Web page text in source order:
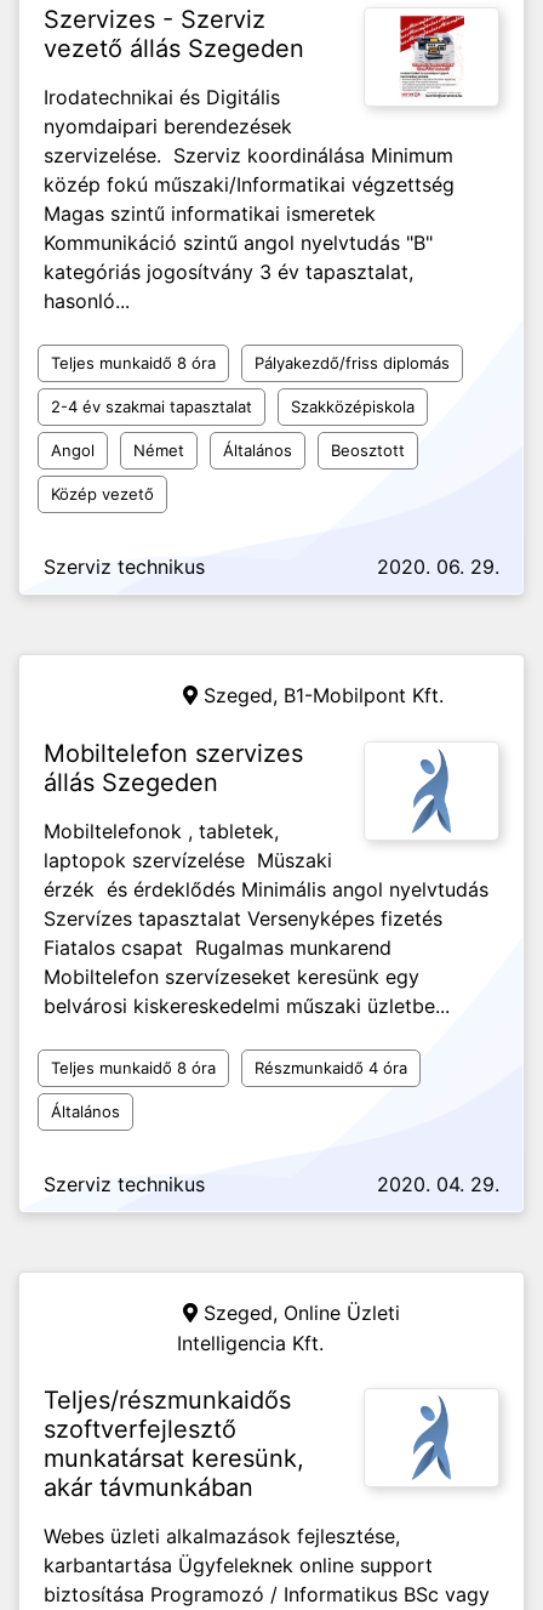
Szervizes - Szerviz
vezető állás Szegeden
Irodatechnikai és Digitális
nyomdaipari berendezések
szervizelése. Szerviz koordinálása Minimum
közép fokú műszaki/Informatikai végzettség
Magas szintű informatikai ismeretek
Kommunikáció szintű angol nyelvtudás "B"
kategóriás jogosítvány 3 év tapasztalat,
hasonló...
Teljes munkaidő 8 óra Pályakezdő/friss diplomás
2-4 év szakmai tapasztalat Szakközépiskola
Angol Német Általános Beosztott
Közép vezető
Szerviz technikus 2020. 06. 29.
Szeged, B1-Mobilpont Kft.
Mobiltelefon szervizes
állás Szegeden
Mobiltelefonok , tabletek,
laptopok szervízelése Müszaki
érzék és érdeklődés Minimális angol nyelvtudás
Szervízes tapasztalat Versenyképes fizetés
Fiatalos csapat Rugalmas munkarend
Mobiltelefon szervízeseket keresünk egy
belvárosi kiskereskedelmi műszaki üzletbe...
Teljes munkaidő 8 óra Részmunkaidő 4 óra
Általános
Szerviz technikus 2020. 04. 29.
Szeged, Online Üzleti
Intelligencia Kft.
Teljes/részmunkaidős
szoftverfejlesztő
munkatársat keresünk,
akár távmunkában
Webes üzleti alkalmazások fejlesztése,
karbantartása Ügyfeleknek online support
biztosítása Programozó / Informatikus BSc vagy